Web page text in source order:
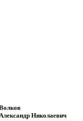
Николаевич